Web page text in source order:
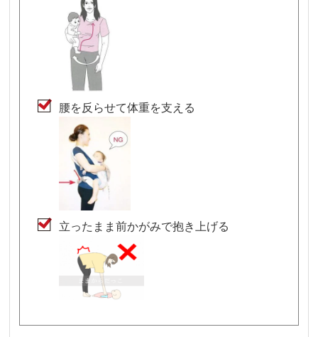
腰を反らせて体重を支える
立ったまま前かがみで抱き上げる